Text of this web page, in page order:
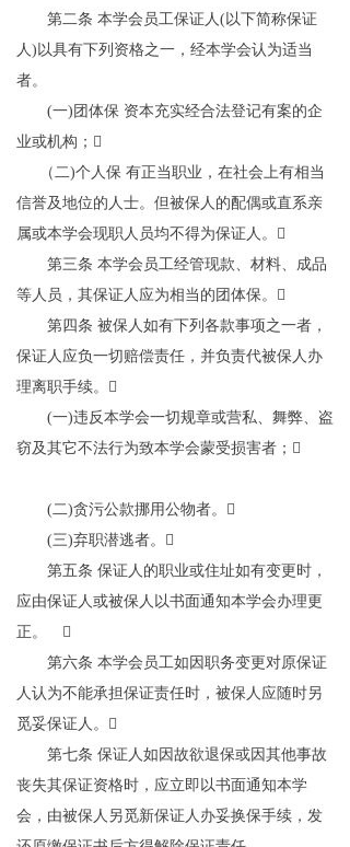
第二条 本学会员工保证人(以下简称保证
人) 以具有下列资格之一，经本学会认为适当
者。
(一) 团体保 资本充实经合法登记有案的企
业或机构； 
（二)个人保 有正当职业，在社会上有相当
信誉及地位的人士。但被保人的配偶或直系亲
属或本学会现职人员均不得为保证人。

第三条 本学会员工经管现款、材料、成品
等人员，其保证人应为相当的团体保。

第四条 被保人如有下列各款事项之一者，
保证人应负一切赔偿责任，并负责代被保人办
理离职手续。

(一)违反本学会一切规章或营私、舞弊、盗
窃及其它不法行为致本学会蒙受损害者； 
(二)贪污公款挪用公物者。

(三)弃职潜逃者。

第五条 保证人的职业或住址如有变更时，
应由保证人或被保人以书面通知本学会办理更
正。

第六条 本学会员工如因职务变更对原保证
人认为不能承担保证责任时，被保人应随时另
觅妥保证人。

第七条 保证人如因故欲退保或因其他事故
丧失其保证资格时，应立即以书面通知本学
会，由被保人另觅新保证人办妥换保手续，发